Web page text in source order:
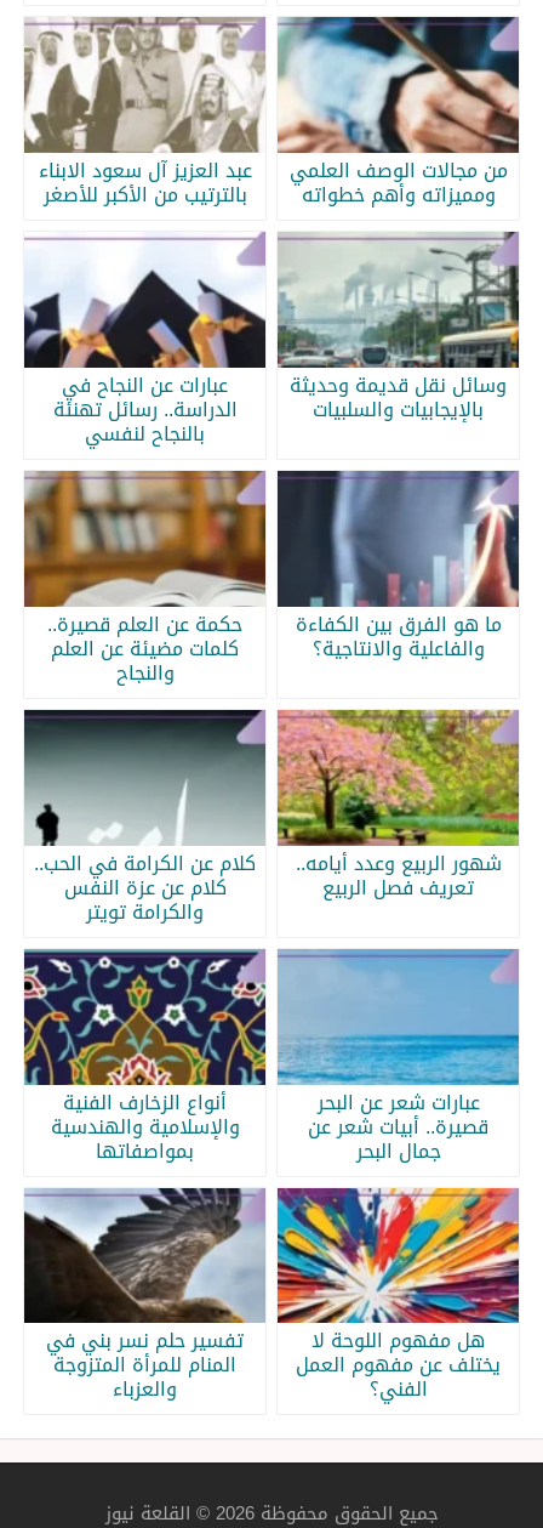
من مجالات الوصف العلمي
ومميزاته وأهم خطواته
عبد العزيز آل سعود الابناء
بالترتيب من الأكبر للأصغر
وسائل نقل قديمة وحديثة
بالإيجابيات والسلبيات
عبارات عن النجاح في
الدراسة.. رسائل تهنئة
بالنجاح لنفسي
ما هو الفرق بين الكفاءة
والفاعلية والانتاجية؟
حكمة عن العلم قصيرة..
كلمات مضيئة عن العلم
والنجاح
شهور الربيع وعدد أيامه..
تعريف فصل الربيع
كلام عن الكرامة في الحب..
كلام عن عزة النفس
والكرامة تويتر
عبارات شعر عن البحر
قصيرة.. أبيات شعر عن
جمال البحر
أنواع الزخارف الفنية
والإسلامية والهندسية
بمواصفاتها
هل مفهوم اللوحة لا
يختلف عن مفهوم العمل
الفني؟
تفسير حلم نسر بني في
المنام للمرأة المتزوجة
والعزباء
جميع الحقوق محفوظة 2026 © القلعة نيوز